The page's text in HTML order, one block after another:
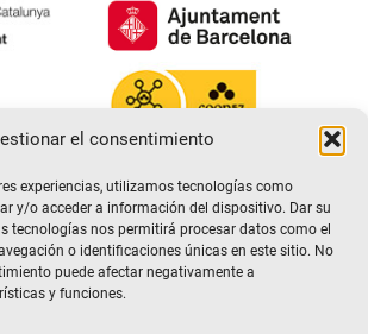
el consentimiento
experiencias, utilizamos tecnologías como
y/o acceder a información del dispositivo. Dar su
tecnologías nos permitirá procesar datos como el
o identificaciones únicas en este sitio. No
puede afectar negativamente a
y funciones.